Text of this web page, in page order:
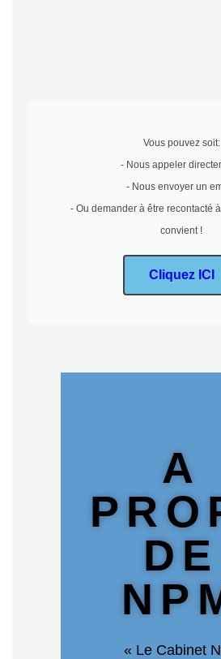
Vous pouvez soit:
- Nous appeler
- Nous envoyer un
- Ou demander à être recontacté
convient !
Cliquez ICI
A
DE
« Le Cabinet